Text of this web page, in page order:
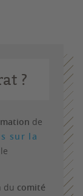
?
de
sur la
du comité